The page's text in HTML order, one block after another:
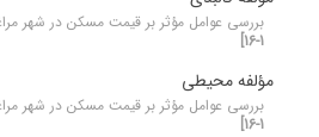
بررسی عوامل مؤثر بر قیمت مسکن در شهر
1-16]
مؤلفه محیطی
بررسی عوامل مؤثر بر قیمت مسکن در شهر
1-16]